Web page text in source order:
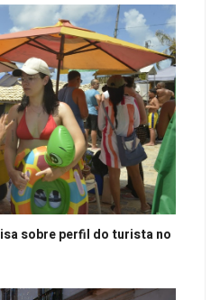
sobre perfil do turista no